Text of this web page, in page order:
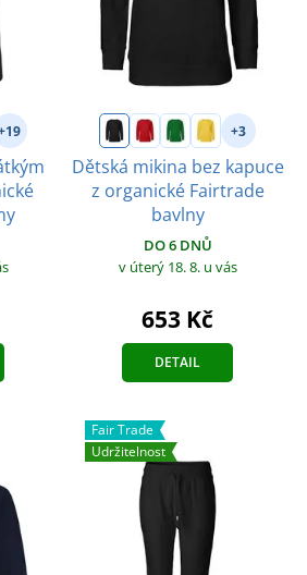
+3
Dětská mikina bez kapuce
z organické Fairtrade
bavlny
DO 6 DNŮ
v úterý 18. 8. u vás
653 Kč
DETAIL
Fair Trade
Udržitelnost